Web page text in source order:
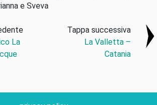
e Sveva
La
Tappa successiva
La Valletta –
Catania